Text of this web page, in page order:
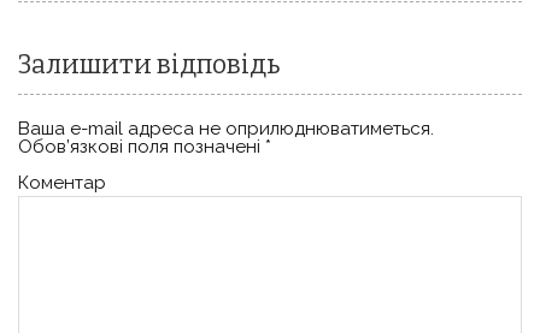
Залишити відповідь
Ваша e-mail адреса не оприлюднюватиметься.
Обов’язкові поля позначені *
Коментар